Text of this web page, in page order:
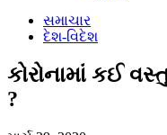
સમાચાર
દેશ-વિદેશ
કોરોનામાં કઈ
?